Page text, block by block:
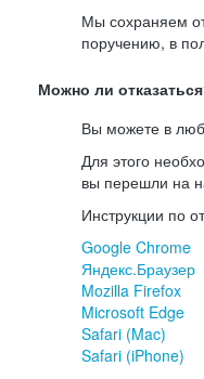
Мы сохраняем
поручению, в
Можно ли
Вы можете в
Для этого
вы перешли на
Инструкции по
Google Chrome
Яндекс.Браузер
Mozilla Firefox
Microsoft Edge
Safari (Mac)
Safari (iPhone)